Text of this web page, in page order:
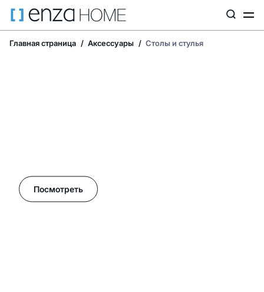
Главная страница Аксессуары Столы и стулья
Посмотреть